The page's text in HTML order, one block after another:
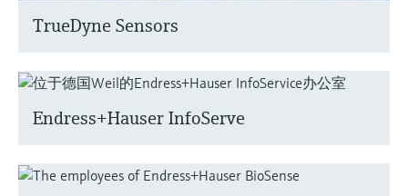
TrueDyne Sensors
Endress+Hauser InfoServe